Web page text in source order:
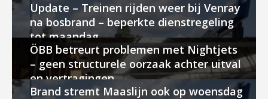
Update – Treinen rijden weer bij Venray
na bosbrand – beperkte dienstregeling
tot maandag
ÖBB betreurt problemen met Nightjets
– geen structurele oorzaak achter uitval
en vertragingen
Brand stremt Maaslijn ook op woensdag